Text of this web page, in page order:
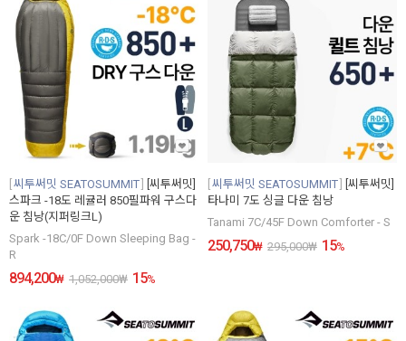
씨투써밋 SEATOSUMMIT
[씨투써밋]
스파크 -18도 레귤러 850필파워 구스다
운 침낭(지퍼링크L)
Spark -18C/0F Down Sleeping Bag -
R
894,200₩ 1,052,000₩ 15%
씨투써밋 SEATOSUMMIT
[씨투써밋]
타나미 7도 싱글 다운 침낭
Tanami 7C/45F Down Comforter - S
250,750₩ 295,000₩ 15%